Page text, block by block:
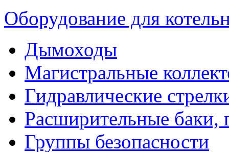
Оборудование для
Дымоходы
Магистральные
Гидравлические
Расширительные баки,
Группы безопасности